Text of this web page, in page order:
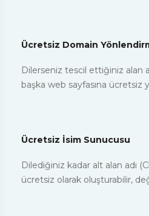
Ücretsiz Domain
Dilerseniz tescil ettiğiniz alan
başka web sayfasına ücretsiz
Ücretsiz İsim Sunucusu
Dilediğiniz kadar alt alan adı
ücretsiz olarak oluşturabilir,